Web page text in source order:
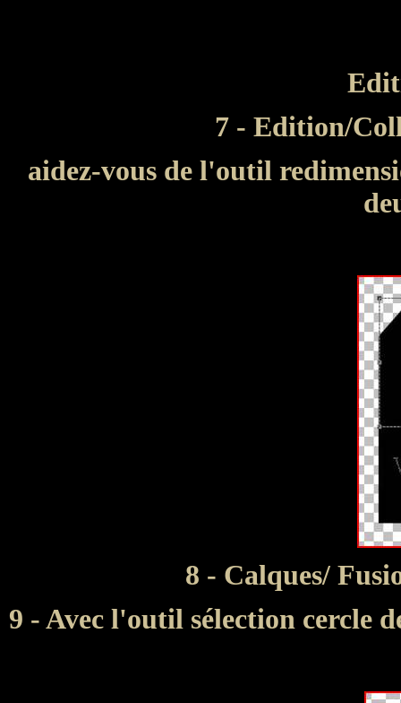
7 - Edition/
aidez-vous de l'outil
8 - Calques/
9 - Avec l'outil sélection cercle